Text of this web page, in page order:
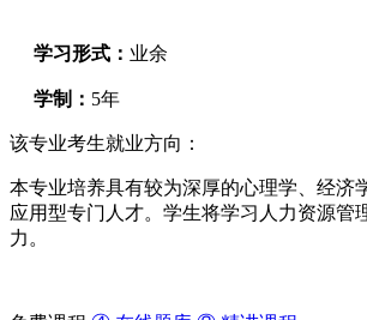
学习形式： 业余
学制： 5年
该专业考生就业方向：
本专业培养具有较为深厚的心理学、经济
应用型专门人才。学生将学习人力资源
力。